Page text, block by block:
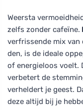
Weersta
zelfs zonder cafeïne.
verfrissende mix
den, is de ideale
of energieloos voelt.
verbetert de
verheldert je geest.
deze altijd bij je